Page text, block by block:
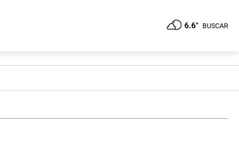
6.6° BUSCAR